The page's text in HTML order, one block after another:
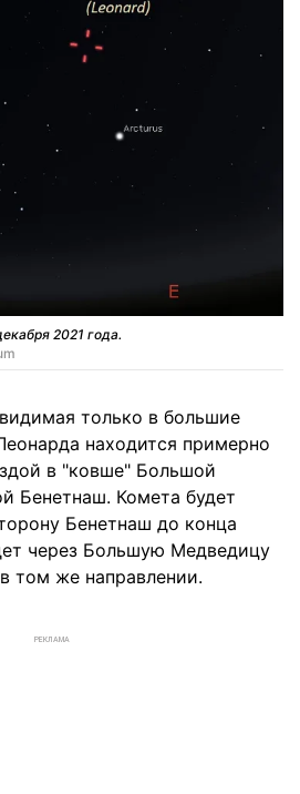
2021 года.
только в большие
находится примерно
в "ковше" Большой
Бенетнаш. Комета будет
Бенетнаш до конца
через Большую Медведицу
том же направлении.
РЕКЛАМА